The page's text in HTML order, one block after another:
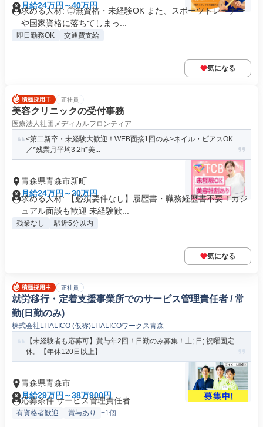
月給24万円～40万円
求める人材: ◎無資格・未経験OK また、スポーツトレーナー
や国家資格に落ちてしまっ...
即日勤務OK 交通費支給
気になる
正社員
美容クリニックの受付事務
医療法人社団メディカルフロンティア
<第二新卒・未経験大歓迎！WEB面接1回のみ>ネイル・ピアスOK
／*残業月平均3.2h*美...
青森県青森市新町
月給24万円～30万円
求める人材: 【必須要件なし】履歴書・職務経歴書不要！カジ
ュアル面談も歓迎 未経験歓...
残業なし 駅近5分以内
気になる
正社員
就労移行・定着支援事業所でのサービス管理責任者 / 常
勤(日勤のみ)
株式会社LITALICO (仮称)LITALICOワークス青森
【未経験者も応募可】賞与年2回！日勤のみ募集！土; 日; 祝曜固定
休。【年休120日以上】
青森県青森市
月給29万円～38万900円
応募条件 サービス管理責任者
有資格者歓迎 賞与あり +1個